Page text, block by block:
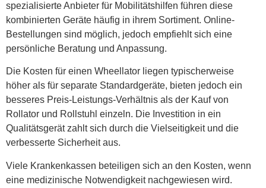
spezialisierte Anbieter für Mobilitätshilfen führen diese
kombinierten Geräte häufig in ihrem Sortiment. Online-
Bestellungen sind möglich, jedoch empfiehlt sich eine
persönliche Beratung und Anpassung.
Die Kosten für einen Wheellator liegen typischerweise
höher als für separate Standardgeräte, bieten jedoch ein
besseres Preis-Leistungs-Verhältnis als der Kauf von
Rollator und Rollstuhl einzeln. Die Investition in ein
Qualitätsgerät zahlt sich durch die Vielseitigkeit und die
verbesserte Sicherheit aus.
Viele Krankenkassen beteiligen sich an den Kosten, wenn
eine medizinische Notwendigkeit nachgewiesen wird.